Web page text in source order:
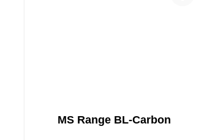
MS Range BL-Carbon